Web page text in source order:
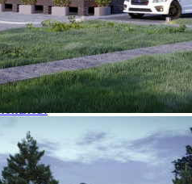
в Крыму быстро и просто
в Крыму – от проекта до
бруса в Крыму
в Крыму под ключ
в Крыму под ключ: комфорт
о домах из клееного